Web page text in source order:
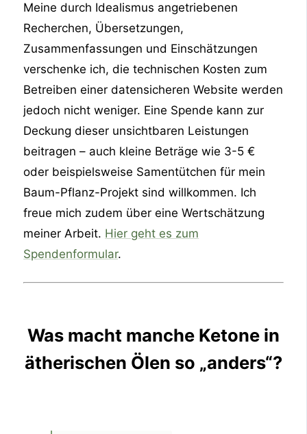
Meine durch Idealismus angetriebenen
Recherchen, Übersetzungen,
Zusammenfassungen und Einschätzungen
verschenke ich, die technischen Kosten zum
Betreiben einer datensicheren Website werden
jedoch nicht weniger. Eine Spende kann zur
Deckung dieser unsichtbaren Leistungen
beitragen – auch kleine Beträge wie 3-5 €
oder beispielsweise Samentütchen für mein
Baum-Pflanz-Projekt sind willkommen. Ich
freue mich zudem über eine Wertschätzung
meiner Arbeit. Hier geht es zum
Spendenformular.
Was macht manche Ketone in
ätherischen Ölen so „anders“?